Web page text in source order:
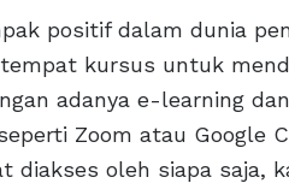
positif dalam dunia
kursus untuk
adanya e-learning
Zoom atau Google
diakses oleh siapa saja,